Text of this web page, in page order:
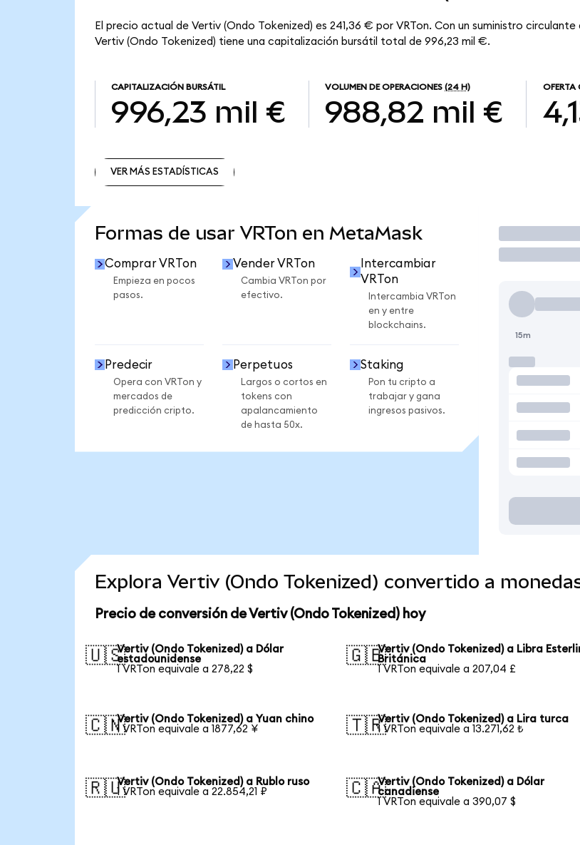
El precio actual de Vertiv (Ondo Tokenized) es 241,36 € por VRTon. Con un suministro circulante
Vertiv (Ondo Tokenized) tiene una capitalización bursátil total de 996,23 mil €.
CAPITALIZACIÓN BURSÁTIL
996,23 mil €
VOLUMEN DE OPERACIONES (24 H)
988,82 mil €
OFERTA
VER MÁS ESTADÍSTICAS
Formas de usar VRTon en MetaMask
Comprar VRTon
Empieza en pocos
pasos.
Vender VRTon
Cambia VRTon por
efectivo.
Intercambiar
VRTon
Intercambia VRTon
en y entre
blockchains.
Predecir
Opera con VRTon y
mercados de
predicción cripto.
Perpetuos
Largos o cortos en
tokens con
apalancamiento
de hasta 50x.
Staking
Pon tu cripto a
trabajar y gana
ingresos pasivos.
Operar
15m
Explora Vertiv (Ondo Tokenized) convertido a
Precio de conversión de Vertiv (Ondo Tokenized) hoy
🇺🇸Vertiv (Ondo Tokenized) a Dólar
estadounidense
1 VRTon equivale a 278,22 $
🇬🇧Vertiv (Ondo Tokenized) a Libra
Británica
1 VRTon equivale a 207,04 £
🇨🇳Vertiv (Ondo Tokenized) a Yuan chino
1 VRTon equivale a 1877,62 ¥
🇹🇷Vertiv (Ondo Tokenized) a Lira turca
1 VRTon equivale a 13.271,62 ₺
🇷🇺Vertiv (Ondo Tokenized) a Rublo ruso
1 VRTon equivale a 22.854,21 ₽
🇨🇦Vertiv (Ondo Tokenized) a Dólar
canadiense
1 VRTon equivale a 390,07 $